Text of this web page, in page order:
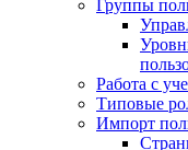
Группы
Работа с
Типовые
Импорт